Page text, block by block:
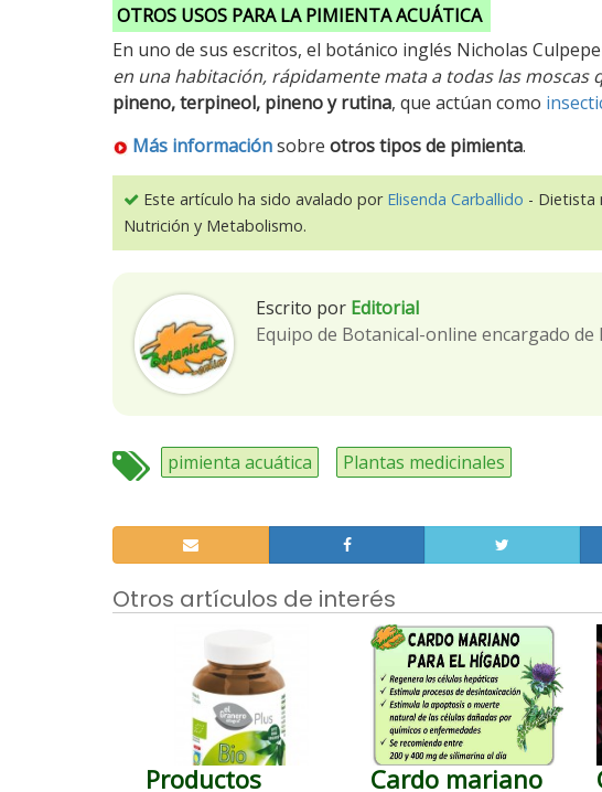
OTROS USOS PARA LA PIMIENTA ACUÁTICA
En uno de sus escritos, el botánico inglés Nicholas
en una habitación, rápidamente mata a todas las moscas
pineno, terpineol, pineno y rutina, que actúan como
Más informaciónsobre otros tipos de pimienta.
Este artículo ha sido avalado por Elisenda Carballido - Dietista
Nutrición y Metabolismo.
Escrito por Editorial
Equipo de Botanical-online encargado de
pimienta acuática Plantas medicinales
Otros artículos de interés
Productos
Cardo mariano